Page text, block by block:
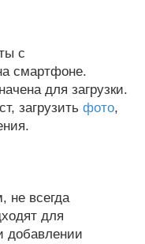
с
смартфоне.
для загрузки.
загрузить фото,
не всегда
для
добавлении